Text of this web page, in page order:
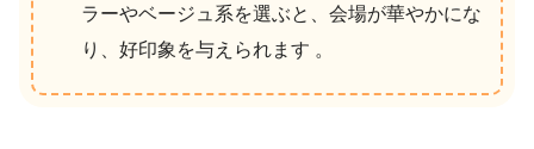
ラーやベージュ系を選ぶと、会場が華やかにな
り、好印象を与えられます 。